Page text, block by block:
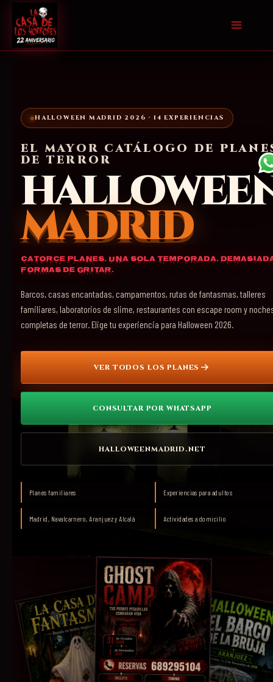
contenido
HALLOWEEN MADRID 2026 · 14 EXPERIENCIAS
EL MAYOR CATÁLOGO DE
DE TERROR
MADRID
Catorce planes. Una sola temporada.
formas de gritar.
Barcos, casas encantadas, campamentos, rutas de fantasmas, talleres
familiares, laboratorios de slime, restaurantes con escape room y
completas de terror. Elige tu experiencia para Halloween 2026.
VER TODOS LOS PLANES
CONSULTAR POR WHATSAPP
HALLOWEENMADRID.NET
Planes familiares Experiencias para adultos
Madrid, Navalcarnero, Aranjuez y Alcalá Actividades a domicilio